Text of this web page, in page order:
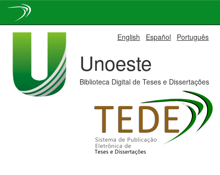
English Español Português
Unoeste
Biblioteca Digital de Teses e Dissertações